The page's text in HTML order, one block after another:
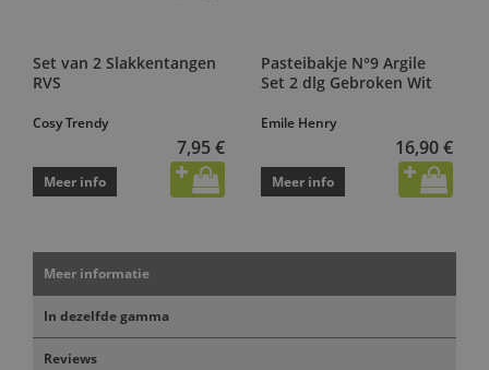
Set van 2 Slakkentangen
RVS
Cosy Trendy
7,95 €
Meer info
Pasteibakje N°9 Argile
Set 2 dlg Gebroken Wit
Emile Henry
16,90 €
Meer info
Meer informatie
In dezelfde gamma
Reviews